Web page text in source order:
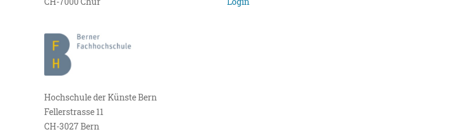
Hochschule der Künste Bern
Fellerstrasse 11
CH-3027 Bern